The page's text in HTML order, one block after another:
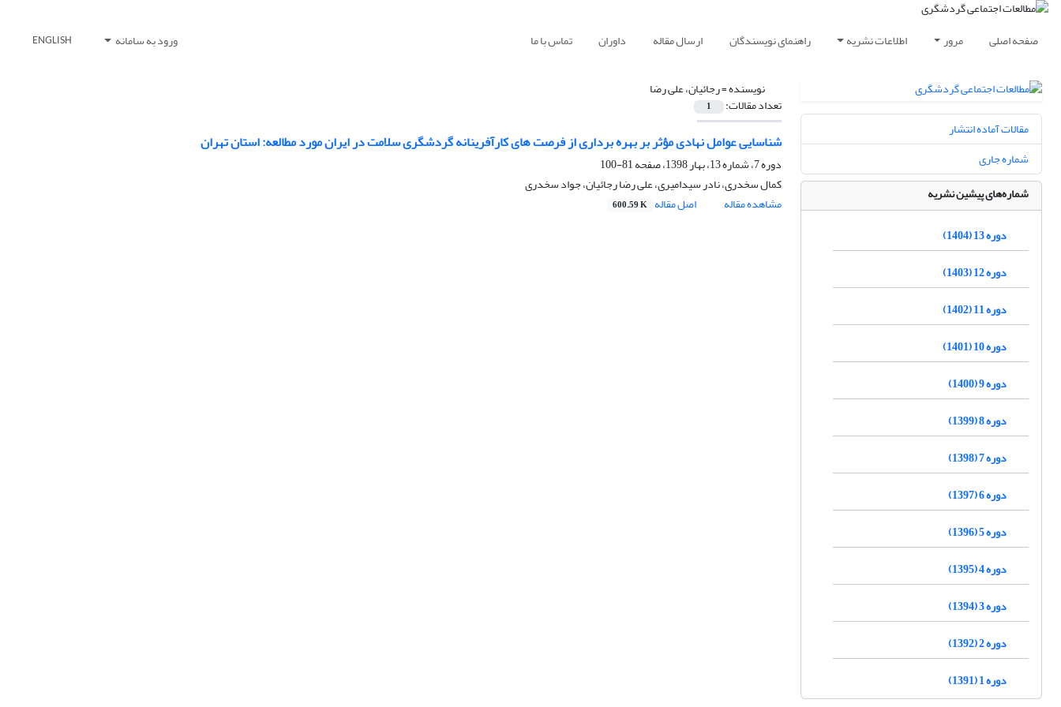
صفحه اصلی مرور اطلاعات نشریه راهنمای نویسندگان ارسال مقاله داوران تماس با ما ورود به سامانه ENGLISH
نویسنده =رجائیان، علی رضا
تعداد مقالات: 1
شناسایی عوامل نهادی مؤثر بر بهره برداری از فرصت های کارآفرینانه گردشگری سلامت در ایران مورد مطالعه: استان تهران
دوره 7، شماره 13، بهار 1398، صفحه
81-100
کمال سخدری، نادر سیدامیری، علی رضا رجائیان، جواد سخدری
مشاهده مقاله
اصل مقاله 600.59 K
مقالات آماده انتشار
شماره جاری
شماره‌های پیشین نشریه
دوره 13 (1404)
دوره 12 (1403)
دوره 11 (1402)
دوره 10 (1401)
دوره 9 (1400)
دوره 8 (1399)
دوره 7 (1398)
دوره 6 (1397)
دوره 5 (1396)
دوره 4 (1395)
دوره 3 (1394)
دوره 2 (1392)
دوره 1 (1391)